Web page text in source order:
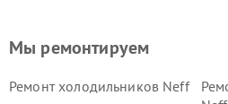
Мы ремонтируем
Ремонт холодильников Neff